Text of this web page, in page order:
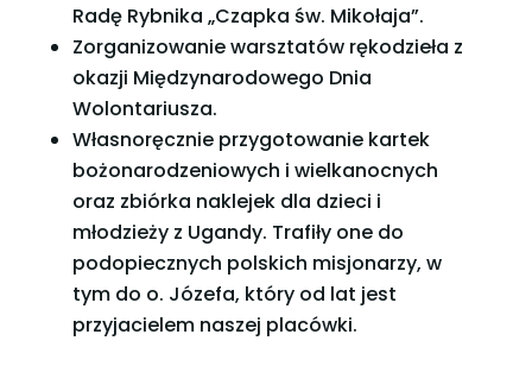
Radę Rybnika „Czapka św. Mikołaja”.
Zorganizowanie warsztatów rękodzieła z
okazji Międzynarodowego Dnia
Wolontariusza.
Własnoręcznie przygotowanie kartek
bożonarodzeniowych i wielkanocnych
oraz zbiórka naklejek dla dzieci i
młodzieży z Ugandy. Trafiły one do
podopiecznych polskich misjonarzy, w
tym do o. Józefa, który od lat jest
przyjacielem naszej placówki.